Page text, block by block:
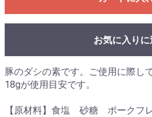
お気に入りに
豚のダシの素です。ご使用に際し
18gが使用目安です。
【原材料】食塩 砂糖 ポーク